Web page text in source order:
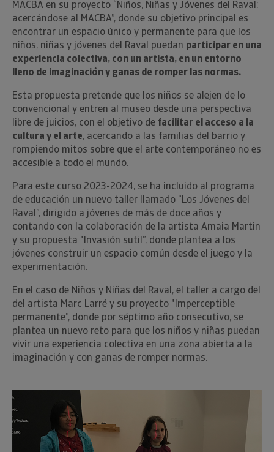
MACBA en su proyecto “Niños, Niñas y Jóvenes del Raval:
acercándose al MACBA”, donde su objetivo principal es
encontrar un espacio único y permanente para que los
niños, niñas y jóvenes del Raval puedan participar en una
experiencia colectiva, con un artista, en un entorno
lleno de imaginación y ganas de romper las normas.
Esta propuesta pretende que los niños se alejen de lo
convencional y entren al museo desde una perspectiva
libre de juicios, con el objetivo de facilitar el acceso a la
cultura y el arte, acercando a las familias del barrio y
rompiendo mitos sobre que el arte contemporáneo no es
accesible a todo el mundo.
Para este curso 2023-2024, se ha incluido al programa
de educación un nuevo taller llamado “Los Jóvenes del
Raval”, dirigido a jóvenes de más de doce años y
contando con la colaboración de la artista Amaia Martin
y su propuesta "Invasión sutil”, donde plantea a los
jóvenes construir un espacio común desde el juego y la
experimentación.
En el caso de Niños y Niñas del Raval, el taller a cargo del
del artista Marc Larré y su proyecto "Imperceptible
permanente”, donde por séptimo año consecutivo, se
plantea un nuevo reto para que los niños y niñas puedan
vivir una experiencia colectiva en una zona abierta a la
imaginación y con ganas de romper normas.